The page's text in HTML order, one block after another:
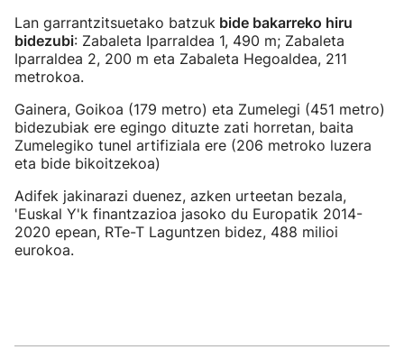
Lan garrantzitsuetako batzuk bide bakarreko hiru
bidezubi: Zabaleta Iparraldea 1, 490 m; Zabaleta
Iparraldea 2, 200 m eta Zabaleta Hegoaldea, 211
metrokoa.
Gainera, Goikoa (179 metro) eta Zumelegi (451 metro)
bidezubiak ere egingo dituzte zati horretan, baita
Zumelegiko tunel artifiziala ere (206 metroko luzera
eta bide bikoitzekoa)
Adifek jakinarazi duenez, azken urteetan bezala,
'Euskal Y'k finantzazioa jasoko du Europatik 2014-
2020 epean, RTe-T Laguntzen bidez, 488 milioi
eurokoa.